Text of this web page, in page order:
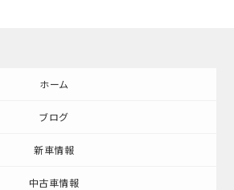
ホーム
ブログ
新車情報
中古車情報